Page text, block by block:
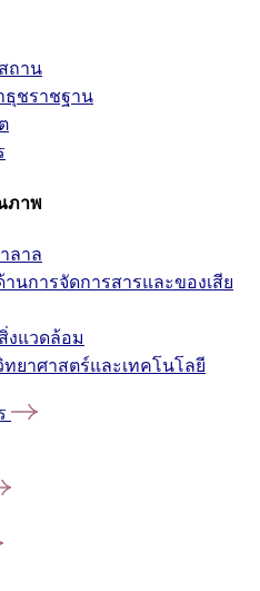
ถาน
ชราชฐาน
ภาพ
ลาล
นการจัดการสารและของเสีย
งแวดล้อม
ยาศาสตร์และเทคโนโลยี